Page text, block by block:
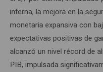
interna, la mejora en la
monetaria expansiva con
expectativas positivas de
alcanzó un nivel récord de
PIB, impulsada